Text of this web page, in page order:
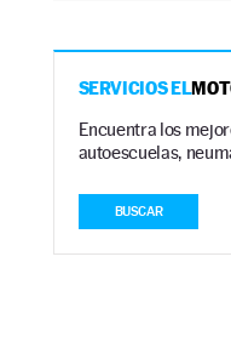
SERVICIOS EL
Encuentra los
autoescuelas,
BUSCAR